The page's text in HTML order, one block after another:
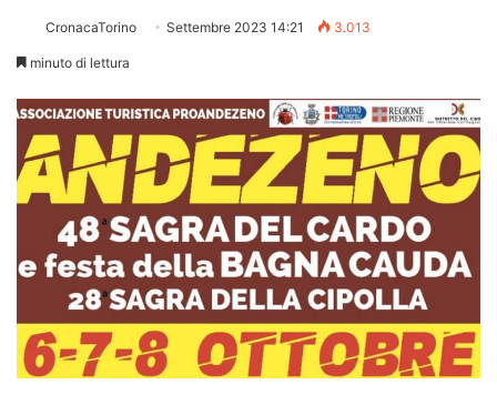
CronacaTorino Settembre 2023 14:21 3.013
minuto di lettura